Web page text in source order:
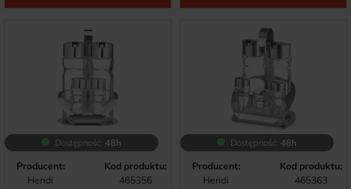
Dostępność: 48h
Producent:
Hendi
Kod produktu:
465356
Dostępność: 48h
Producent:
Hendi
Kod produktu:
465363